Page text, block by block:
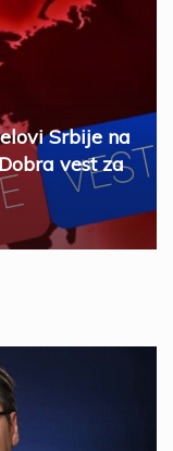
Srbije na
vest za